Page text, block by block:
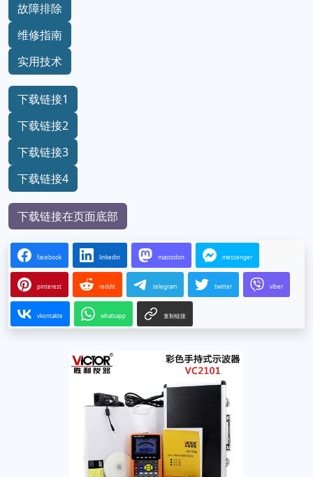
故障排除
维修指南
实用技术
下载链接1
下载链接2
下载链接3
下载链接4
下载链接在页面底部
facebook linkedin mastodon messenger
pinterest reddit telegram twitter viber
vkontakte whatsapp 复制链接